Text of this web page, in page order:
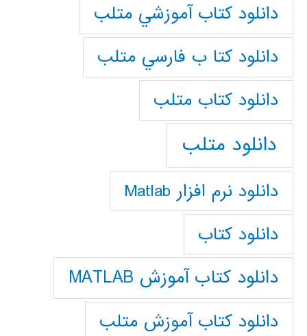
دانلود كتاب آموزشي متلب
دانلود كتا ب فارسي متلب
دانلود كتاب متلب
دانلود متلب
دانلود نرم افزار Matlab
دانلود کتاب
دانلود کتاب آموزش MATLAB
دانلود کتاب آموزش متلب